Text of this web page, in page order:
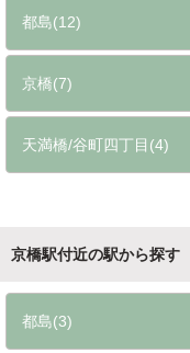
都島(12)
京橋(7)
天満橋/谷町四丁目(4)
京橋駅付近の駅から探す
都島(3)